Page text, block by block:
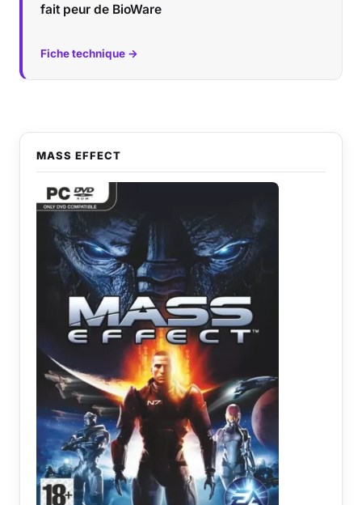
fait peur de BioWare
Fiche technique →
MASS EFFECT